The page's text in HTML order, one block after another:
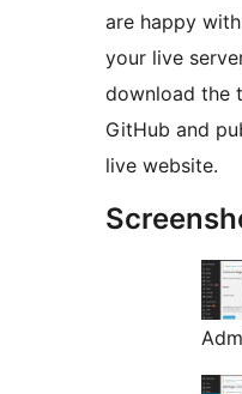
are happy
your live
download the
GitHub and
live website.